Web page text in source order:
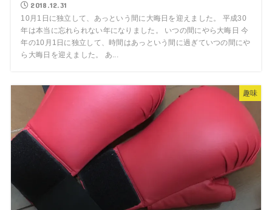
2018.12.31
10月1日に独立して、あっという間に大晦日を迎えました。 平成30
年は本当に忘れられない年になりました。 いつの間にやら大晦日 今
年の10月1日に独立して、時間はあっという間に過ぎていつの間にや
ら大晦日を迎えました。 あ...
趣味